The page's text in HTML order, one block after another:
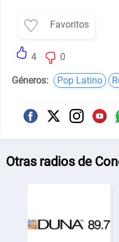
Favoritos
4 0
Géneros: Pop Latino
Otras radios de